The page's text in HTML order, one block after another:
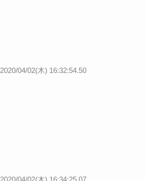
2020/04/02(木) 16:32:54.50
2020/04/02(木) 16:34:25.07